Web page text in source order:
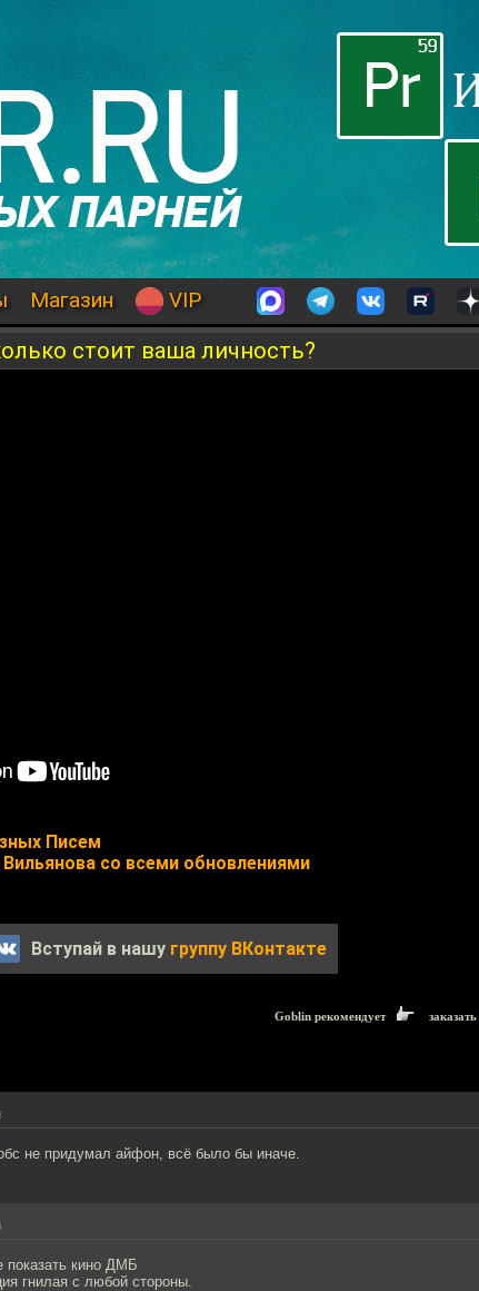
Магазин VIP
стоит ваша личность?
Писем
со всеми обновлениями
Вступай в нашу группу ВКонтакте
Goblin рекомендует заказать
не придумал айфон, всё было бы иначе.
показать кино ДМБ
гнилая с любой стороны.